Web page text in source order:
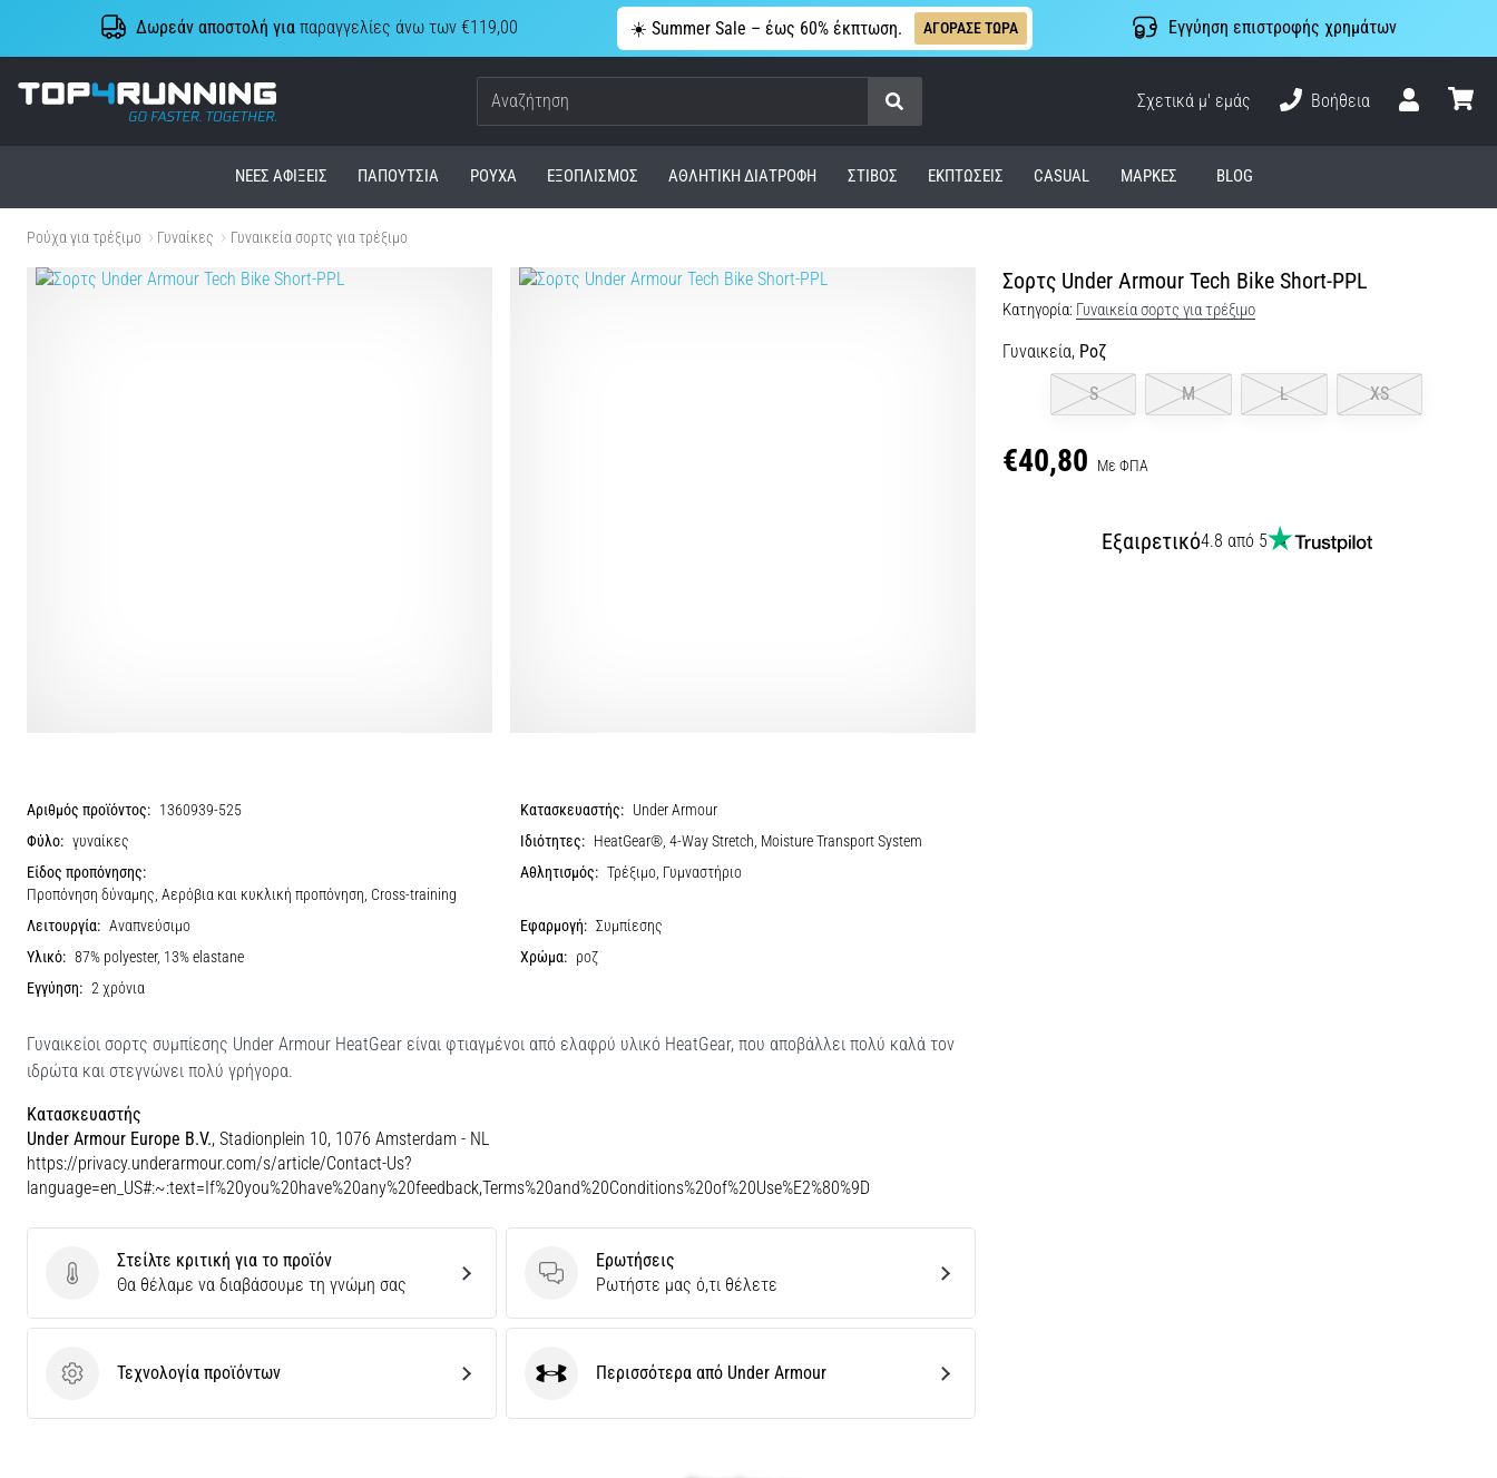
Δωρεάν αποστολή γιαπαραγγελίες άνω των €119,00 ☀️ Summer Sale – έως 60% έκπτωση. ΑΓΟΡΑΣΕ ΤΩΡΑ Εγγύηση επιστροφής χρημάτων
Top4Running.cy
Αναζήτηση
Σχετικά μ' εμάς
Βοήθεια
ΝΈΕΣ ΑΦΊΞΕΙΣ ΠΑΠΟΎΤΣΙΑ ΡΟΎΧΑ ΕΞΟΠΛΙΣΜΌΣ ΑΘΛΗΤΙΚΉ ΔΙΑΤΡΟΦΉ ΣΤΊΒΟΣ ΕΚΠΤΩΣΕΙΣ CASUAL ΜΆΡΚΕΣ BLOG
Ρούχα για τρέξιμο Γυναίκες Γυναικεία σορτς για τρέξιμο
Σορτς Under Armour Tech Bike Short-PPL
Κατηγορία: Γυναικεία σορτς για τρέξιμο
Γυναικεία, Ροζ
S
M L XS
€40,80 Με ΦΠΑ
Εξαιρετικό4.8 από 5
Αριθμός προϊόντος: 1360939-525 Κατασκευαστής: Under Armour
Φύλο: γυναίκες Ιδιότητες: HeatGear®, 4-Way Stretch, Moisture Transport System
Είδος προπόνησης:
Προπόνηση δύναμης, Αερόβια και κυκλική προπόνηση, Cross-training
Αθλητισμός: Τρέξιμο, Γυμναστήριο
Λειτουργία: Αναπνεύσιμο Εφαρμογή: Συμπίεσης
Υλικό: 87% polyester, 13% elastane Χρώμα: ροζ
Εγγύηση: 2 χρόνια
Γυναικείοι σορτς συμπίεσης Under Armour HeatGear είναι φτιαγμένοι από ελαφρύ υλικό HeatGear, που αποβάλλει πολύ καλά τον
ιδρώτα και στεγνώνει πολύ γρήγορα.
Κατασκευαστής
Under Armour Europe B.V., Stadionplein 10, 1076 Amsterdam - NL
https://privacy.underarmour.com/s/article/Contact-Us?
language=en_US#:~:text=If%20you%20have%20any%20feedback,Terms%20and%20Conditions%20of%20Use%E2%80%9D
Στείλτε κριτική για το προϊόν
Στείλτε κριτική για το προϊόν
Θα θέλαμε να διαβάσουμε τη γνώμη σας
Ερωτήσεις
Ερωτήσεις
Ρωτήστε μας ό,τι θέλετε
Τεχνολογία προϊόντων
Τεχνολογία προϊόντων Under ArmourΠερισσότερα από Under Armour